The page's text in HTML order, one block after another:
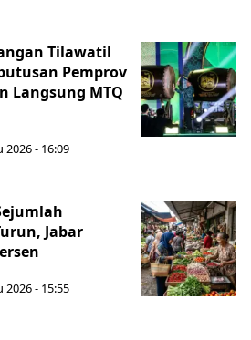
Tilawatil
Pemprov
Langsung MTQ
2026 - 16:09
Jabar
2026 - 15:55